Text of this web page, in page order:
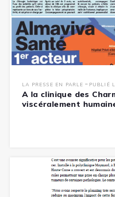
LA PRESSE EN PARLE - PUBLIÉ
A la clinique des
viscéralement